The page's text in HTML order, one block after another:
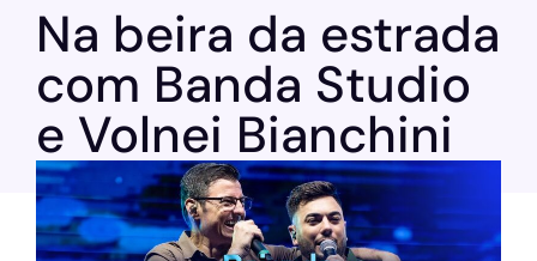
Na beira da estrada
com Banda Studio
e Volnei Bianchini